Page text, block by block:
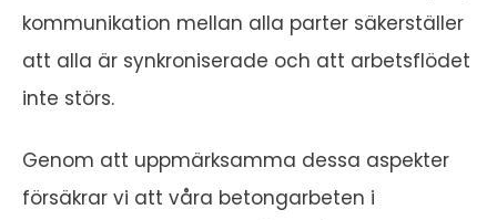
kommunikation mellan alla parter säkerställer
att alla är synkroniserade och att arbetsflödet
inte störs.
Genom att uppmärksamma dessa aspekter
försäkrar vi att våra betongarbeten i